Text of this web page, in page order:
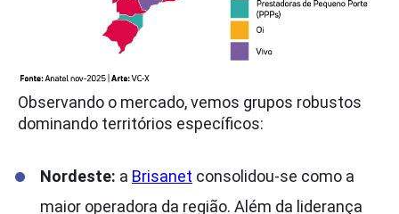
Observando o mercado, vemos grupos robustos
dominando territórios específicos:
Nordeste: a Brisanet consolidou-se como a
maior operadora da região. Além da liderança